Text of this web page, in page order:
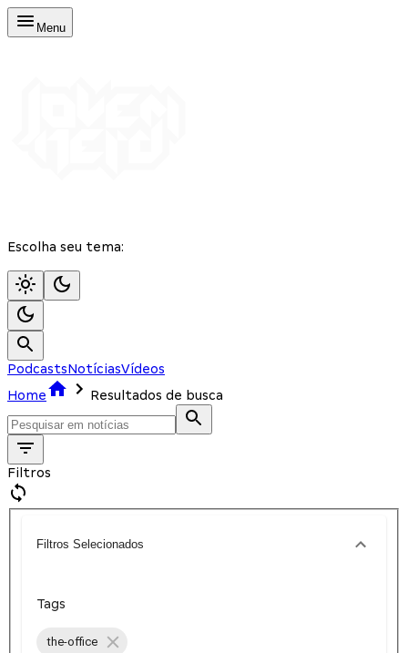
Menu
Escolha seu tema:
PodcastsNotíciasVídeos
Home
Resultados de busca
Filtros
Filtros Selecionados
Tags
the-office